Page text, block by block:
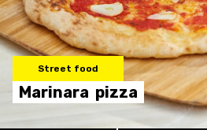
Street food
Marinara pizza